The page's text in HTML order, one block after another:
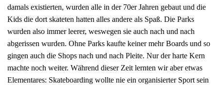
damals existierten, wurden alle in der 70er Jahren gebaut und die
Kids die dort skateten hatten alles andere als Spaß. Die Parks
wurden also immer leerer, weswegen sie auch nach und nach
abgerissen wurden. Ohne Parks kaufte keiner mehr Boards und so
gingen auch die Shops nach und nach Pleite. Nur der harte Kern
machte noch weiter. Während dieser Zeit lernten wir aber etwas
Elementares: Skateboarding wollte nie ein organisierter Sport sein